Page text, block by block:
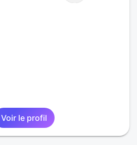
Voir le profil